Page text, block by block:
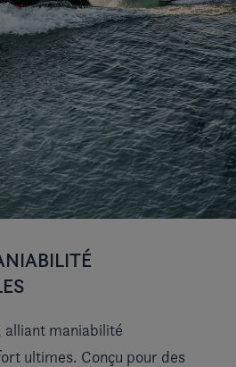
alliant maniabilité
ultimes. Conçu pour des